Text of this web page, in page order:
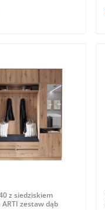
z siedziskiem
zestaw dąb